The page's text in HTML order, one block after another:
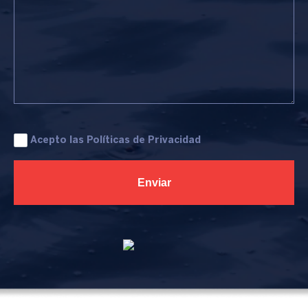
Acepto las Políticas de Privacidad